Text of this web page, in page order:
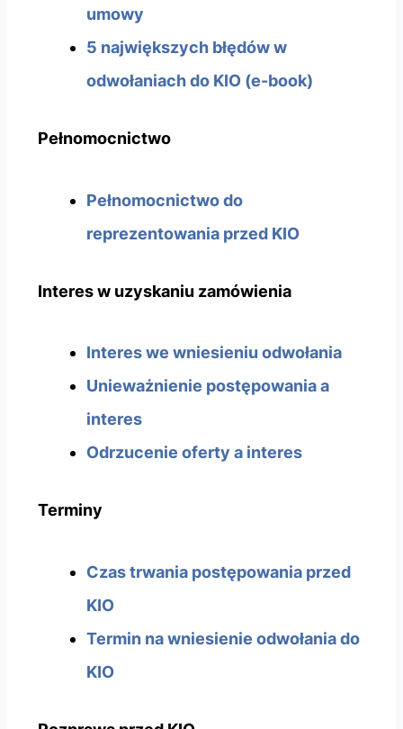
umowy
5 największych błędów w
odwołaniach do KIO (e-book)
Pełnomocnictwo
Pełnomocnictwo do
reprezentowania przed KIO
Interes w uzyskaniu zamówienia
Interes we wniesieniu odwołania
Unieważnienie postępowania a
interes
Odrzucenie oferty a interes
Terminy
Czas trwania postępowania przed
KIO
Termin na wniesienie odwołania do
KIO